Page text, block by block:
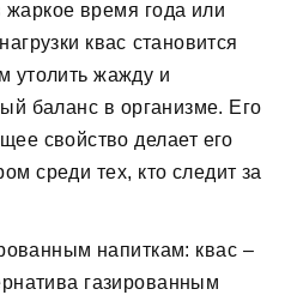
время года или
квас становится
утолить жажду и
баланс в организме. Его
свойство делает его
среди тех, кто следит за
напиткам: квас –
газированным